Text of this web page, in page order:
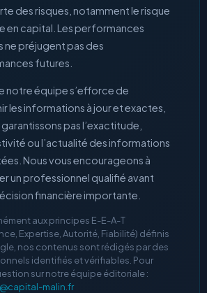
des risques, notamment le risque
en capital. Les performances
ne préjugent pas des
futures.
notre équipe s’efforce de
les informations à jour et exactes,
pas l’exactitude,
ou l’actualité des informations
Nous vous encourageons à
un professionnel qualifié avant
financière importante.
aux principes E-E-A-T
Expertise, Autorité, Fiabilité) définis
nos contenus sont rédigés par des
identifiés et vérifiables. Pour
sur notre équipe éditoriale :
malin.fr